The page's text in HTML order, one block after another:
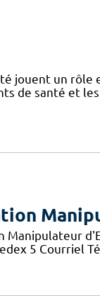
jouent un
de santé et
Manipulateur
5 Courriel